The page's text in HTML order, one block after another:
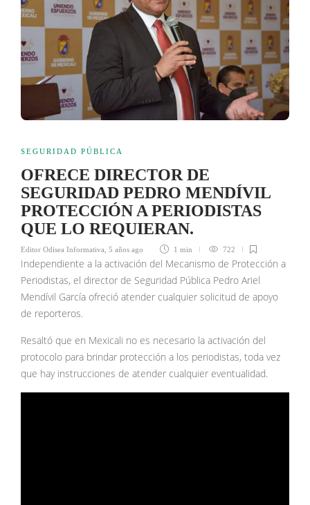
SEGURIDAD PÚBLICA
OFRECE DIRECTOR DE
SEGURIDAD PEDRO MENDÍVIL
PROTECCIÓN A PERIODISTAS
QUE LO REQUIERAN.
Editor Odisea Informativa 5 años ago 1 min 722
Independiente a la activación del Mecanismo de Protección a
Periodistas, el director de Seguridad Pública Pedro Ariel
Mendívil García ofreció atender cualquier solicitud de apoyo
de reporteros.
Resaltó que en Mexicali no es necesario la activación del
protocolo para brindar protección a los periodistas, toda vez
que hay instrucciones de atender cualquier eventualidad.